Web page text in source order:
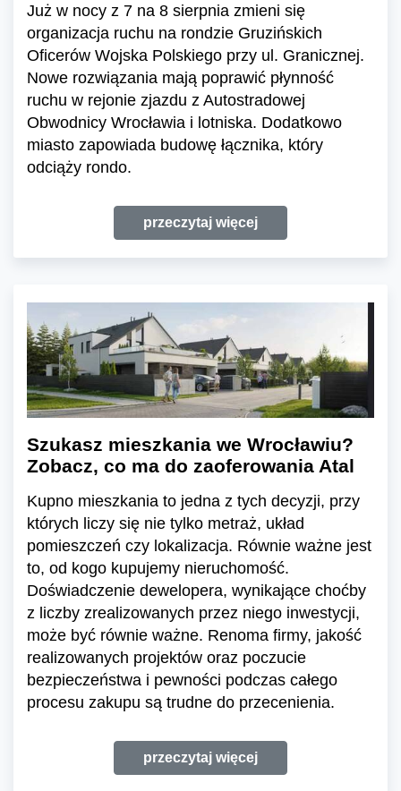
Już w nocy z 7 na 8 sierpnia zmieni się
organizacja ruchu na rondzie Gruzińskich
Oficerów Wojska Polskiego przy ul. Granicznej.
Nowe rozwiązania mają poprawić płynność
ruchu w rejonie zjazdu z Autostradowej
Obwodnicy Wrocławia i lotniska. Dodatkowo
miasto zapowiada budowę łącznika, który
odciąży rondo.
przeczytaj więcej
Szukasz mieszkania we Wrocławiu?
Zobacz, co ma do zaoferowania Atal
Kupno mieszkania to jedna z tych decyzji, przy
których liczy się nie tylko metraż, układ
pomieszczeń czy lokalizacja. Równie ważne jest
to, od kogo kupujemy nieruchomość.
Doświadczenie dewelopera, wynikające choćby
z liczby zrealizowanych przez niego inwestycji,
może być równie ważne. Renoma firmy, jakość
realizowanych projektów oraz poczucie
bezpieczeństwa i pewności podczas całego
procesu zakupu są trudne do przecenienia.
przeczytaj więcej